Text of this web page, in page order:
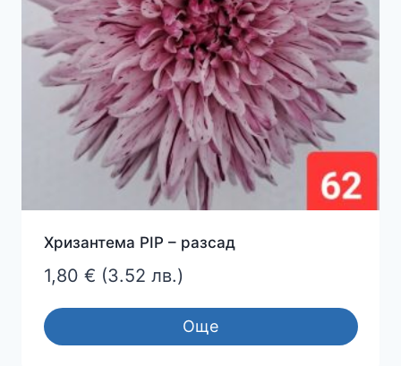
Хризантема PIP – разсад
1,80 € (3.52 лв.)
Още